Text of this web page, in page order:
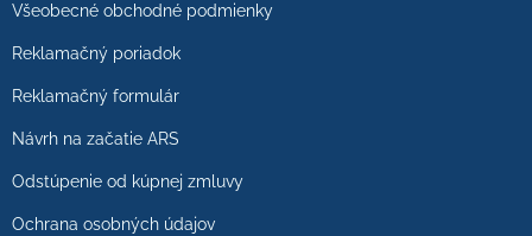
Všeobecné obchodné podmienky
Reklamačný poriadok
Reklamačný formulár
Návrh na začatie ARS
Odstúpenie od kúpnej zmluvy
Ochrana osobných údajov